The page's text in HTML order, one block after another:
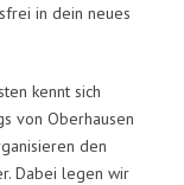
in dein neues
kennt sich
von Oberhausen
den
Dabei legen wir